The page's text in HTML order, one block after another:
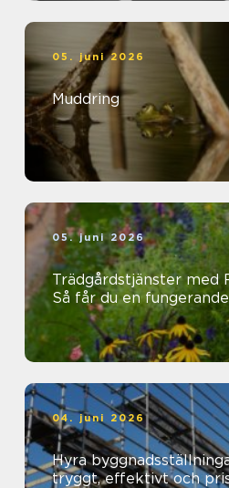
05. juni 2026
Muddring
05. juni 2026
Trädgårdstjänster med
Så får du en
04. juni 2026
Hyra
tryggt, effektivt och